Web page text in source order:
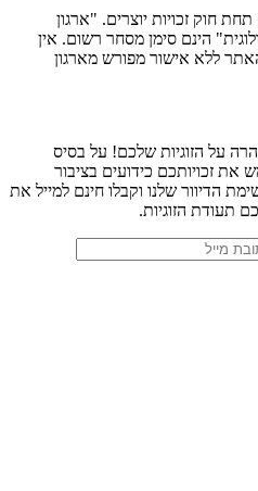
חוק זכויות יוצרים. "ארגון
הינם סימן מסחר רשום. אין
ללא אישור מפורש מארגון
על הזוגיות שלכם! על בסיס
זכויותכם כידועים בציבור
הדיוור שלנו וקבלו חינם למייל את
תעודת הזוגיות.